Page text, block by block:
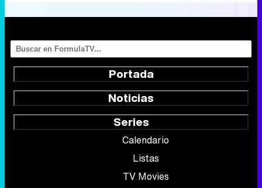
Portada
Noticias
Series
Calendario
Listas
TV Movies